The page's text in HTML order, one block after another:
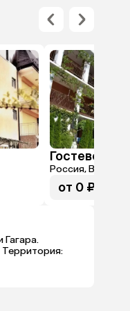
Гостевой
Россия, Вардане
от 0 ₽